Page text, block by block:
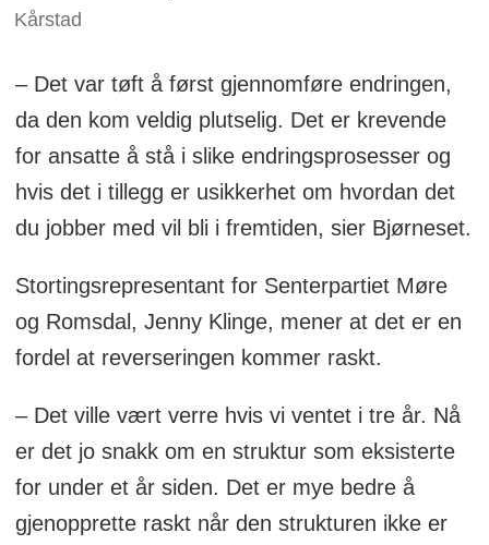
Kårstad
– Det var tøft å først gjennomføre endringen,
da den kom veldig plutselig. Det er krevende
for ansatte å stå i slike endringsprosesser og
hvis det i tillegg er usikkerhet om hvordan det
du jobber med vil bli i fremtiden, sier Bjørneset.
Stortingsrepresentant for Senterpartiet Møre
og Romsdal, Jenny Klinge, mener at det er en
fordel at reverseringen kommer raskt.
– Det ville vært verre hvis vi ventet i tre år. Nå
er det jo snakk om en struktur som eksisterte
for under et år siden. Det er mye bedre å
gjenopprette raskt når den strukturen ikke er